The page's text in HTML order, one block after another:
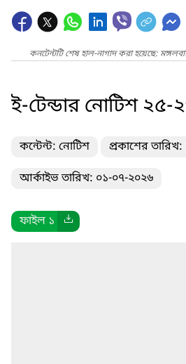
কনটেন্টটি শেষ হাল-নাগাদ করা হয়েছে:
ই-টেন্ডার নোটিশ ২৫-
কন্টেন্ট: নোটিশ প্রকাশের
আর্কাইভ তারিখ: ০১-০৭-২০২৬
ফাইল ১